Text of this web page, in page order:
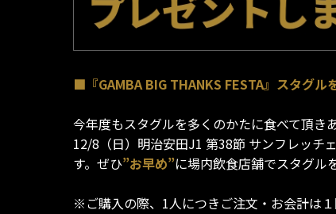
■『GAMBA BIG THANKS FESTA』スタグ
今年度もスタグルを多くのかたに食べて頂き
12/8（日）明治安田J1 第38節 サンフレッチ
す。ぜひ”お早め”に場内飲食店舗でスタグル
※ご購入の際、1人につきご注文・お会計は